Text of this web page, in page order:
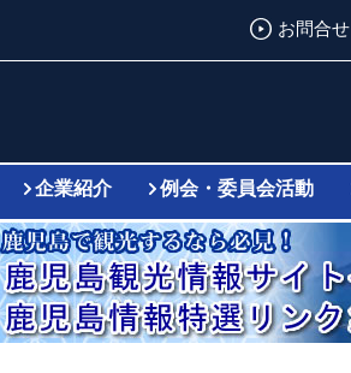
お問合せ
企業紹介 例会・委員会活動